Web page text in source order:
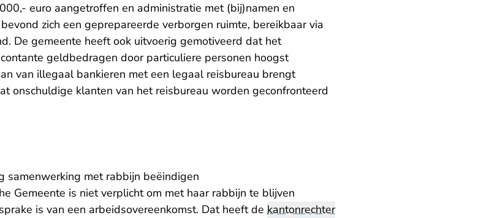
euro aangetroffen en administratie met (bij)namen en
zich een geprepareerde verborgen ruimte, bereikbaar via
De gemeente heeft ook uitvoerig gemotiveerd dat het
geldbedragen door particuliere personen hoogst
van illegaal bankieren met een legaal reisbureau brengt
onschuldige klanten van het reisbureau worden geconfronteerd
samenwerking met rabbijn beëindigen
Gemeente is niet verplicht om met haar rabbijn te blijven
is van een arbeidsovereenkomst. Dat heeft de kantonrechter